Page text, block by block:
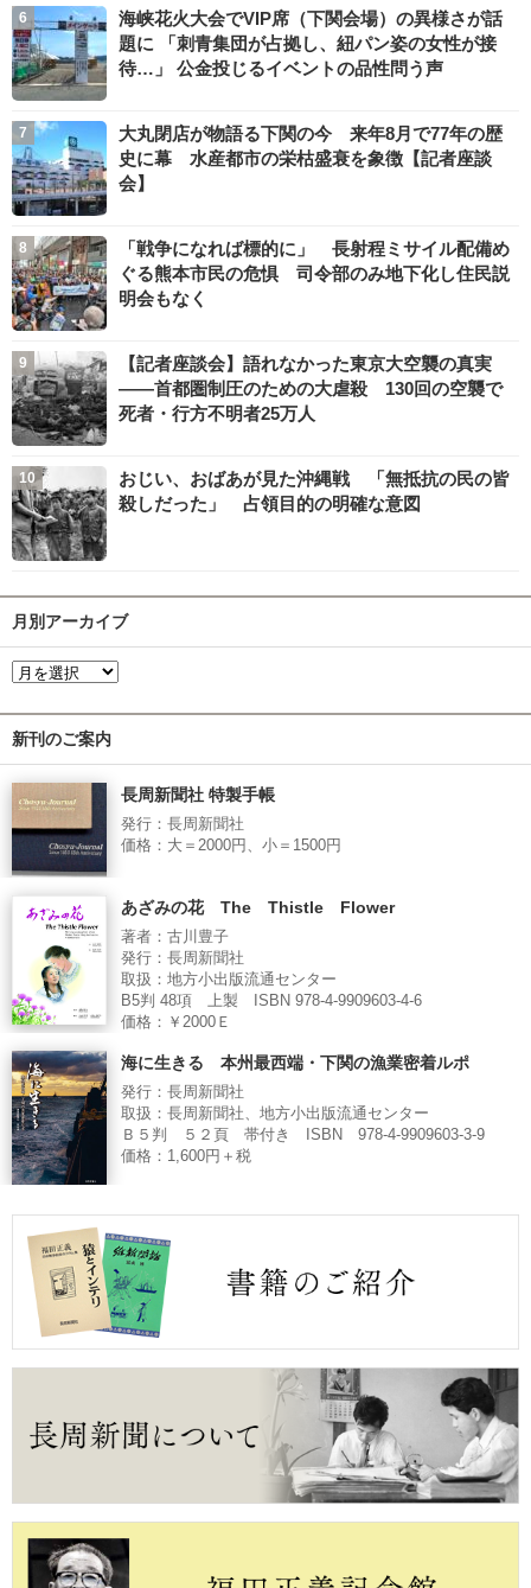
海峡花火大会でVIP席（下関会場）の異様さが話
題に 「刺青集団が占拠し、紐パン姿の女性が接
待…」 公金投じるイベントの品性問う声
大丸閉店が物語る下関の今 来年8月で77年の歴
史に幕 水産都市の栄枯盛衰を象徴【記者座談
会】
「戦争になれば標的に」 長射程ミサイル配備め
ぐる熊本市民の危惧 司令部のみ地下化し住民説
明会もなく
【記者座談会】語れなかった東京大空襲の真実
――首都圏制圧のための大虐殺 130回の空襲で
死者・行方不明者25万人
おじい、おばあが見た沖縄戦 「無抵抗の民の皆
殺しだった」 占領目的の明確な意図
月別アーカイブ
新刊のご案内
長周新聞社 特製手帳
発行：長周新聞社
価格：大＝2000円、小＝1500円
あざみの花 The Thistle Flower
著者：古川豊子
発行：長周新聞社
取扱：地方小出版流通センター
B5判 48項 上製 ISBN 978-4-9909603-4-6
価格：￥2000Ｅ
海に生きる 本州最西端・下関の漁業密着ルポ
発行：長周新聞社
取扱：長周新聞社、地方小出版流通センター
Ｂ５判 ５２頁 帯付き ISBN 978-4-9909603-3-9
価格：1,600円＋税